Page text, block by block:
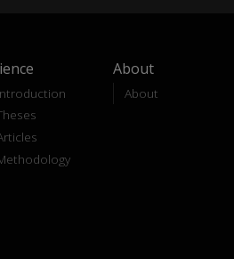
About
About